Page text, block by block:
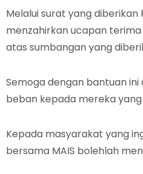
Melalui surat yang diberikan
menzahirkan ucapan
atas sumbangan yang
Semoga dengan bantuan
beban kepada mereka
Kepada masyarakat yang
bersama MAIS bolehlah